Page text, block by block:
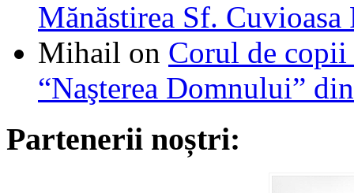
Mănăstirea Sf. Cuvioasa
Mihail on Corul de
“Naşterea Domnului”
Partenerii noștri: